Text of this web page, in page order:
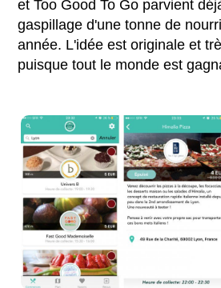
et Too Good To Go parvient
gaspillage d'une tonne de
année. L'idée est originale et
puisque tout le monde est